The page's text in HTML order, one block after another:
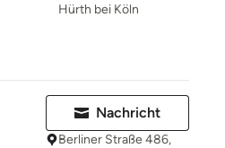
Hürth bei Köln
Nachricht
Berliner Straße 486,